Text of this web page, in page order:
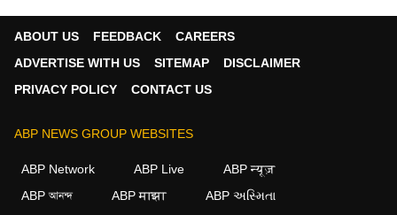
ABOUT US FEEDBACK
CAREERS
ADVERTISE WITH US
SITEMAP
DISCLAIMER
PRIVACY POLICY
CONTACT US
ABP NEWS GROUP WEBSITES
ABP Network ABP Live
ABP न्यूज़
ABP আনন্দ
ABP माझा ABP અસ્મિતા